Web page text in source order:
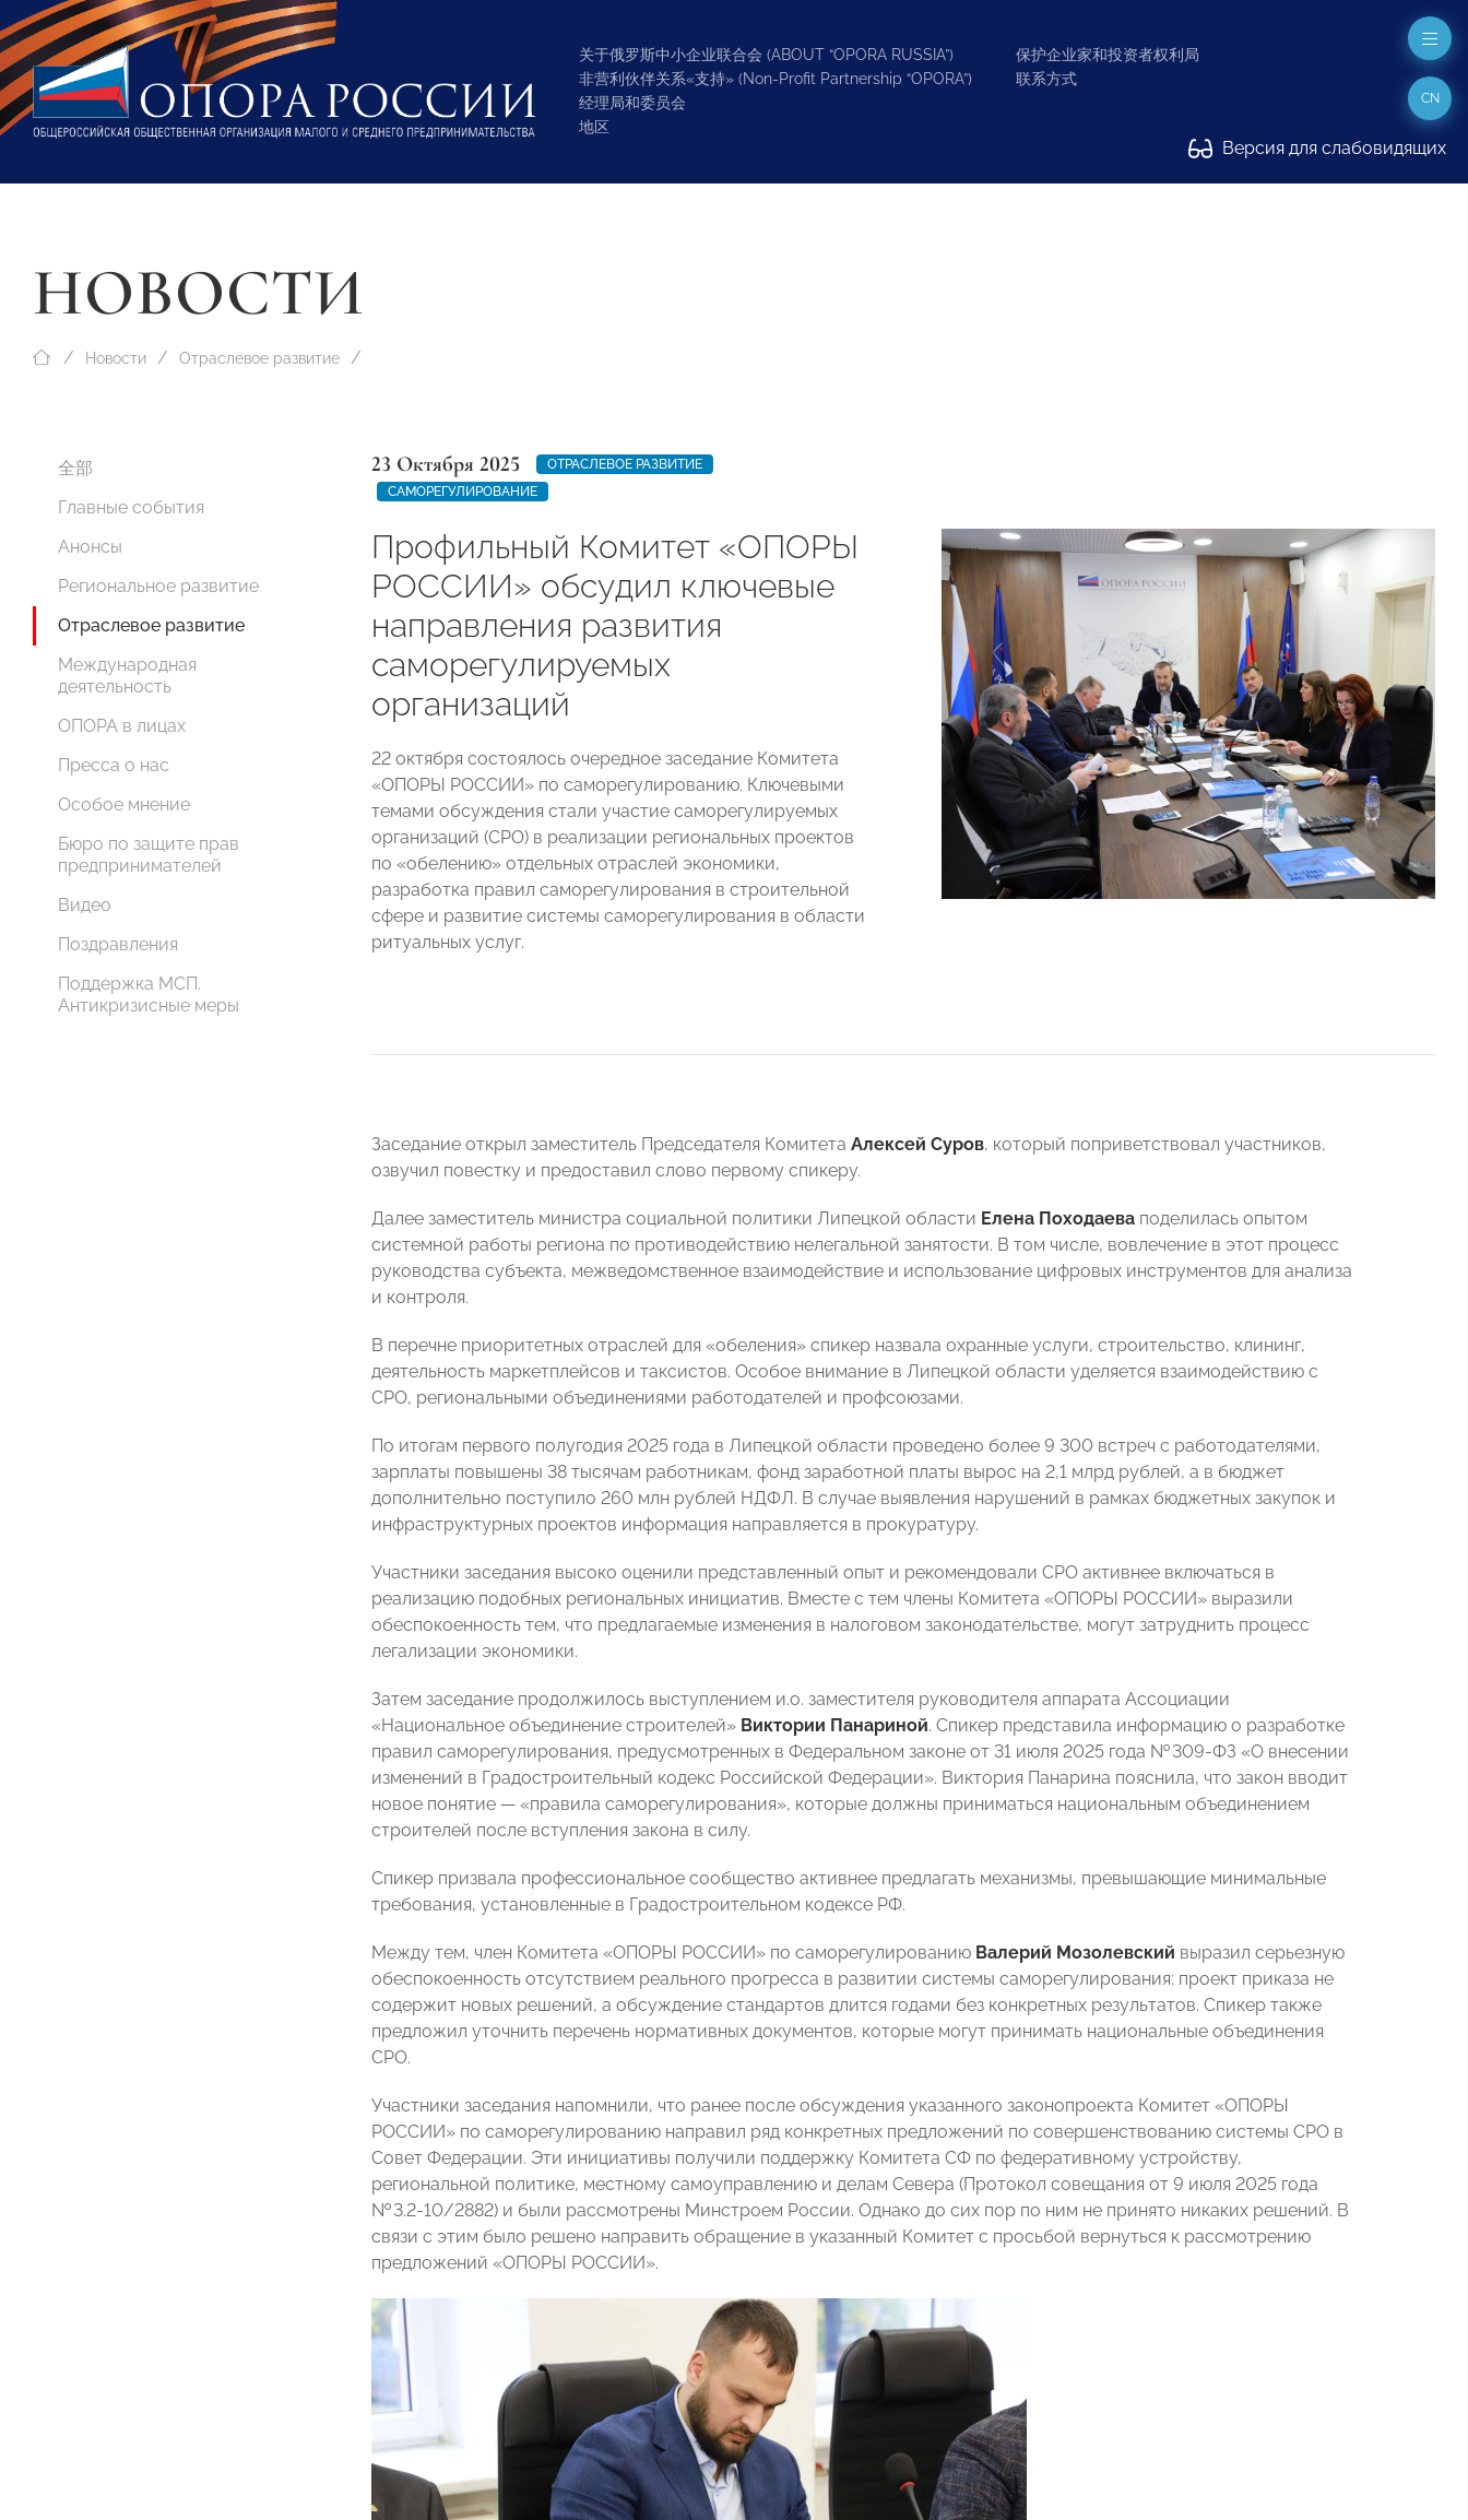
关于俄罗斯中小企业联合会 (ABOUT “OPORA RUSSIA”)
非营利伙伴关系«支持» (Non-Profit Partnership “OPORA”)
经理局和委员会
地区
保护企业家和投资者权利局
联系方式
Версия для слабовидящих
CN
НОВОСТИ
Новости Отраслевое развитие
全部
Главные события
Анонсы
Региональное развитие
Отраслевое развитие
Международная
деятельность
ОПОРА в лицах
Пресса о нас
Особое мнение
Бюро по защите прав
предпринимателей
Видео
Поздравления
Поддержка МСП.
Антикризисные меры
23 Октября 2025
ОТРАСЛЕВОЕ РАЗВИТИЕ
САМОРЕГУЛИРОВАНИЕ
Профильный Комитет «ОПОРЫ
РОССИИ» обсудил ключевые
направления развития
саморегулируемых
организаций
22 октября состоялось очередное заседание Комитета
«ОПОРЫ РОССИИ» по саморегулированию. Ключевыми
темами обсуждения стали участие саморегулируемых
организаций (СРО) в реализации региональных проектов
по «обелению» отдельных отраслей экономики,
разработка правил саморегулирования в строительной
сфере и развитие системы саморегулирования в области
ритуальных услуг.
Заседание открыл заместитель Председателя Комитета Алексей Суров, который поприветствовал участников,
озвучил повестку и предоставил слово первому спикеру.
Далее заместитель министра социальной политики Липецкой области Елена Походаева поделилась опытом
системной работы региона по противодействию нелегальной занятости. В том числе, вовлечение в этот процесс
руководства субъекта, межведомственное взаимодействие и использование цифровых инструментов для анализа
и контроля.
В перечне приоритетных отраслей для «обеления» спикер назвала охранные услуги, строительство, клининг,
деятельность маркетплейсов и таксистов. Особое внимание в Липецкой области уделяется взаимодействию с
СРО, региональными объединениями работодателей и профсоюзами.
По итогам первого полугодия 2025 года в Липецкой области проведено более 9 300 встреч с работодателями,
зарплаты повышены 38 тысячам работникам, фонд заработной платы вырос на 2,1 млрд рублей, а в бюджет
дополнительно поступило 260 млн рублей НДФЛ. В случае выявления нарушений в рамках бюджетных закупок и
инфраструктурных проектов информация направляется в прокуратуру.
Участники заседания высоко оценили представленный опыт и рекомендовали СРО активнее включаться в
реализацию подобных региональных инициатив. Вместе с тем члены Комитета «ОПОРЫ РОССИИ» выразили
обеспокоенность тем, что предлагаемые изменения в налоговом законодательстве, могут затруднить процесс
легализации экономики.
Затем заседание продолжилось выступлением и.о. заместителя руководителя аппарата Ассоциации
«Национальное объединение строителей» Виктории Панариной. Спикер представила информацию о разработке
правил саморегулирования, предусмотренных в Федеральном законе от 31 июля 2025 года № 309-ФЗ «О внесении
изменений в Градостроительный кодекс Российской Федерации». Виктория Панарина пояснила, что закон вводит
новое понятие — «правила саморегулирования», которые должны приниматься национальным объединением
строителей после вступления закона в силу.
Спикер призвала профессиональное сообщество активнее предлагать механизмы, превышающие минимальные
требования, установленные в Градостроительном кодексе РФ.
Между тем, член Комитета «ОПОРЫ РОССИИ» по саморегулированию Валерий Мозолевский выразил серьезную
обеспокоенность отсутствием реального прогресса в развитии системы саморегулирования: проект приказа не
содержит новых решений, а обсуждение стандартов длится годами без конкретных результатов. Спикер также
предложил уточнить перечень нормативных документов, которые могут принимать национальные объединения
СРО.
Участники заседания напомнили, что ранее после обсуждения указанного законопроекта Комитет «ОПОРЫ
РОССИИ» по саморегулированию направил ряд конкретных предложений по совершенствованию системы СРО в
Совет Федерации. Эти инициативы получили поддержку Комитета СФ по федеративному устройству,
региональной политике, местному самоуправлению и делам Севера (Протокол совещания от 9 июля 2025 года
№ 3.2-10/2882) и были рассмотрены Минстроем России. Однако до сих пор по ним не принято никаких решений. В
связи с этим было решено направить обращение в указанный Комитет с просьбой вернуться к рассмотрению
предложений «ОПОРЫ РОССИИ».